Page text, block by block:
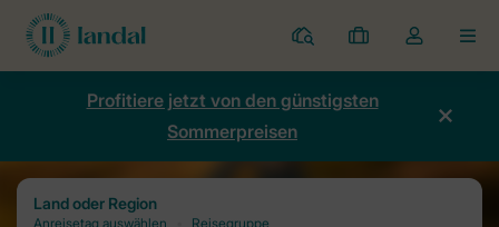
Ferienparks
Meine
Buchungen
Dropdown-
Menü
Kontos
Profitiere jetzt von den günstigsten
Sommerpreisen